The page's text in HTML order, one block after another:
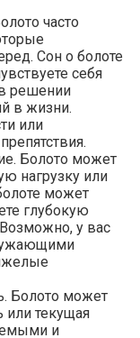
часто
Сон о болоте
себя
решении
в жизни.
или
Болото может
нагрузку или
может
глубокую
у вас
Болото может
или текущая
и